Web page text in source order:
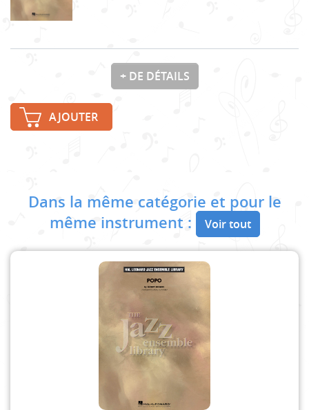
+ DE DÉTAILS
AJOUTER
Dans la même catégorie et pour le
même instrument :
Voir tout